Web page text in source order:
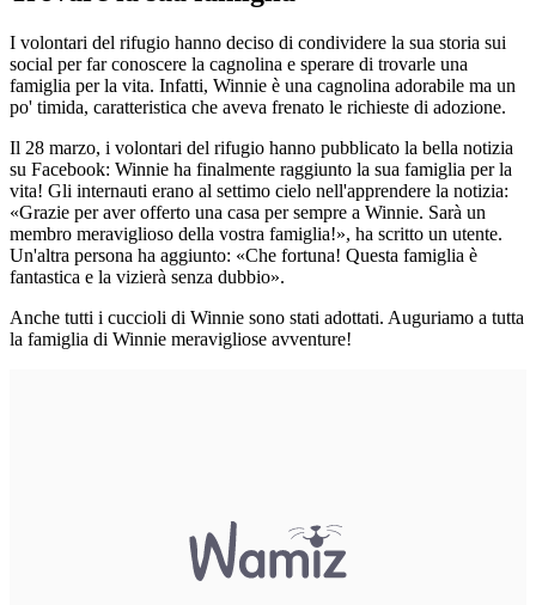
I volontari del rifugio hanno deciso di condividere la sua storia sui
social per far conoscere la cagnolina e sperare di trovarle una
famiglia per la vita. Infatti, Winnie è una cagnolina adorabile ma un
po' timida, caratteristica che aveva frenato le richieste di adozione.
Il 28 marzo, i volontari del rifugio hanno pubblicato la bella notizia
su Facebook: Winnie ha finalmente raggiunto la sua famiglia per la
vita! Gli internauti erano al settimo cielo nell'apprendere la notizia:
«Grazie per aver offerto una casa per sempre a Winnie. Sarà un
membro meraviglioso della vostra famiglia!», ha scritto un utente.
Un'altra persona ha aggiunto: «Che fortuna! Questa famiglia è
fantastica e la vizierà senza dubbio».
Anche tutti i cuccioli di Winnie sono stati adottati. Auguriamo a tutta
la famiglia di Winnie meravigliose avventure!